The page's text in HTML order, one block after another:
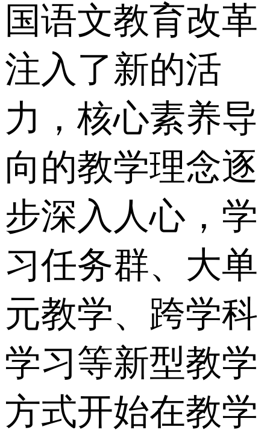
国语文教育改革
注入了新的活
力，核心素养导
向的教学理念逐
步深入人心，学
习任务群、大单
元教学、跨学科
学习等新型教学
方式开始在教学